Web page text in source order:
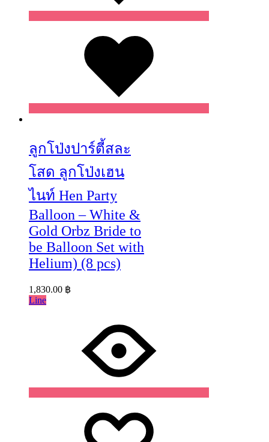
ลูกโป่งปาร์ตี้สละ
โสด ลูกโป่งเฮน
ไนท์ Hen Party
Balloon – White &
Gold Orbz Bride to
be Balloon Set with
Helium) (8 pcs)
1,830.00 ฿
Line